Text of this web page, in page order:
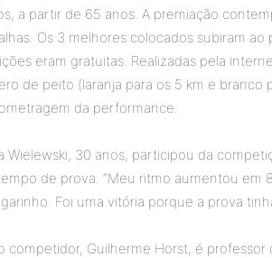
a partir de 65 anos. A premiação
Os 3 melhores colocados subiram
eram gratuitas. Realizadas pela
de peito (laranja para os 5 km e branco
da performance.
Wielewski, 30 anos, participou da
de prova. “Meu ritmo aumentou em
Foi uma vitória porque a prova
competidor, Guilherme Horst, é